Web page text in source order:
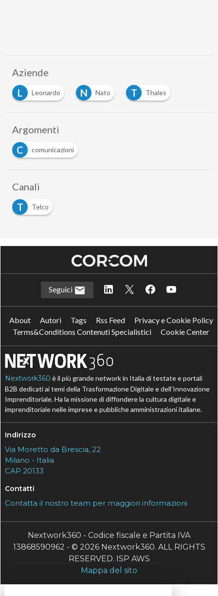
Aziende
L
Leonardo N Nato T Thales
Argomenti
C
comunicazioni
Canali
T
Telco
Seguici
About Autori Tags Rss Feed
Privacy e Cookie Policy
Terms&Conditions Contenuti Specialistici
Cookie Center
Nextwork360 è il più grande network in Italia di testate e portali
B2B dedicati ai temi della Trasformazione Digitale e dell’Innovazione
Imprenditoriale. Ha la missione di diffondere la cultura digitale e
imprenditoriale nelle imprese e pubbliche amministrazioni italiane.
Indirizzo
Via Moretto da Brescia, 22
Milano - Italia
CAP 20133
Contatti
Contatta il nostro team per maggiori informazioni
Nextwork360 - Codice fiscale e Partita IVA
13868590962 - © 2026 Nextwork360. ALL RIGHTS
RESERVED. ISP AWS
Mappa del sito